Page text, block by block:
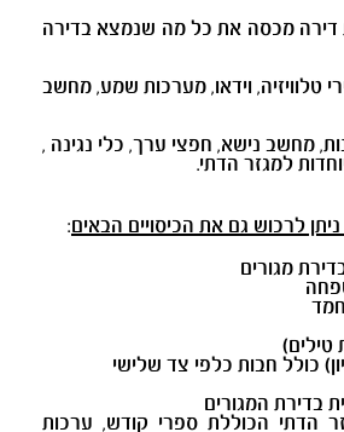
דירה מכסה את כל מה שנמצא בדירה
טלוויזיה, וידאו, מערכות שמע, מחשב
מחשב נישא, חפצי ערך, כלי נגינה ,
למגזר הדתי.
לרכוש גם את הכיסויים הבאים:
מגורים
טילים)
כולל חבות כלפי צד שלישי
בדירת המגורים
הדתי הכוללת ספרי קודש, ערכות